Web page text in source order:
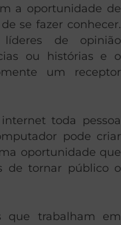
a oportunidade de
se fazer conhecer.
líderes de opinião
ou histórias e o
um receptor
toda pessoa
pode criar
oportunidade que
de tornar público o
que trabalham em